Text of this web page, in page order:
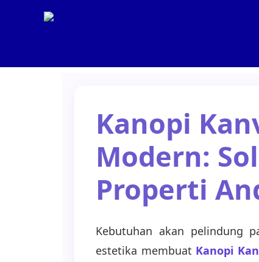
Kanopi
Modern:
Properti
Kebutuhan akan pelindung
estetika membuat Kanopi